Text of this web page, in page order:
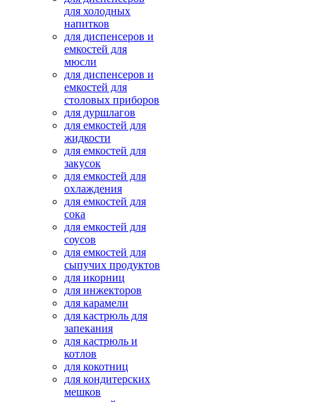
для холодных
напитков
для диспенсеров и
емкостей для
мюсли
для диспенсеров и
емкостей для
столовых приборов
для дуршлагов
для емкостей для
жидкости
для емкостей для
закусок
для емкостей для
охлаждения
для емкостей для
сока
для емкостей для
соусов
для емкостей для
сыпучих продуктов
для икорниц
для инжекторов
для карамели
для кастрюль для
запекания
для кастрюль и
котлов
для кокотниц
для кондитерских
мешков